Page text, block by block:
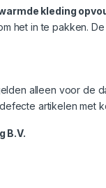
kleding
het in te pakken.
alleen voor de
artikelen met
B.V.